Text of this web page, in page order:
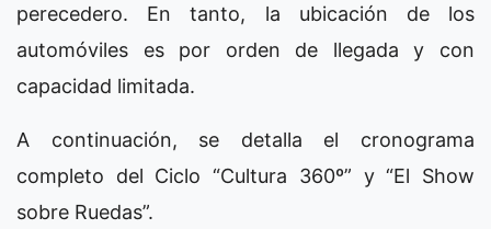
perecedero. En tanto, la ubicación de los
automóviles es por orden de llegada y con
capacidad limitada.
A continuación, se detalla el cronograma
completo del Ciclo “Cultura 360º” y “El Show
sobre Ruedas”.